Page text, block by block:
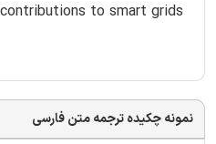
to smart grids
نمونه چکیده ترجمه متن فارسی